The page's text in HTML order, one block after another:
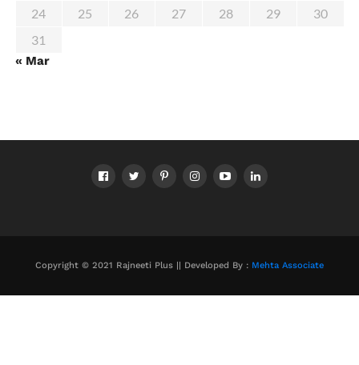
24
25 26 27 28 29
30
31
« Mar
Copyright © 2021 Rajneeti Plus || Developed By : Mehta Associate